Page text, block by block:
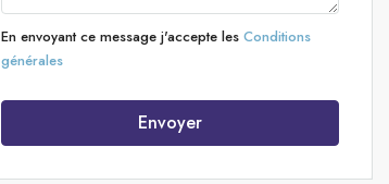
En envoyant ce message j'accepte les Conditions
générales
Envoyer